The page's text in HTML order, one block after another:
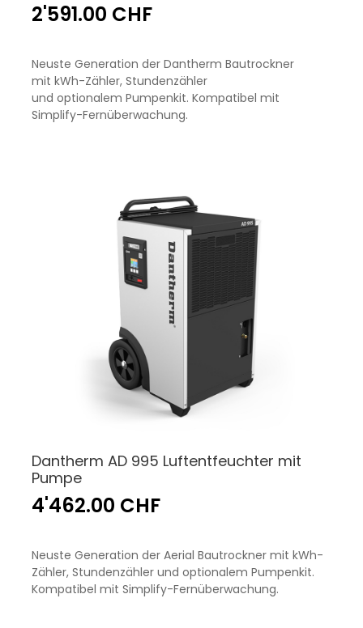
2'591.00 CHF
Neuste Generation der Dantherm Bautrockner
mit kWh-Zähler, Stundenzähler
und optionalem Pumpenkit. Kompatibel mit
Simplify-Fernüberwachung.
Dantherm AD 995 Luftentfeuchter mit
Pumpe
4'462.00 CHF
Neuste Generation der Aerial Bautrockner mit kWh-
Zähler, Stundenzähler und optionalem Pumpenkit.
Kompatibel mit Simplify-Fernüberwachung.